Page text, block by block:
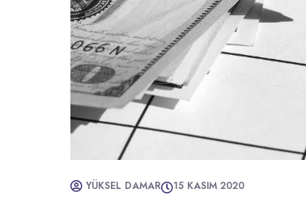
YÜKSEL DAMAR 15 KASIM 2020